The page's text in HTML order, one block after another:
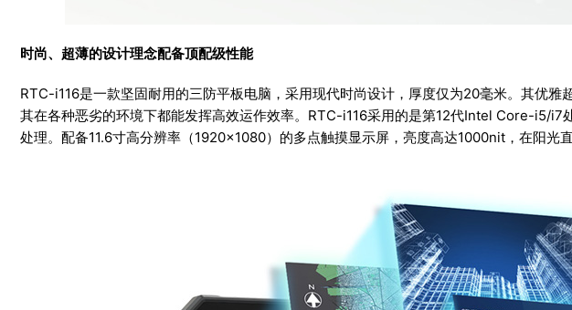
时尚、超薄的设计理念配备顶配级性能
RTC-i116是一款坚固耐用的三防平板电脑，采用现代时尚设计，厚度仅为20毫米。其优雅
其在各种恶劣的环境下都能发挥高效运作效率。RTC-i116采用的是第12代Intel Core-i5/i7
处理。配备11.6寸高分辨率（1920×1080）的多点触摸显示屏，亮度高达1000nit，在阳光